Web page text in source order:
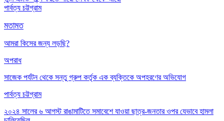
পার্বত্য চট্টগ্রাম
মতামত
আমরা কিসের জন্য লড়ছি?
অপরাধ
সাজেক পর্যটন থেকে সন্তু গ্রুপ কর্তৃক এক ব্যক্তিকে অপহরণের অভিযোগ
পার্বত্য চট্টগ্রাম
২০২৪ সালের ৬ আগস্ট রাঙামাটিতে সমাবেশে যাওয়া ছাত্র-জনতার ওপর যেভাবে হামলা